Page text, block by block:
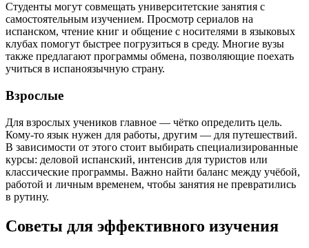
Студенты могут совмещать университетские занятия с
самостоятельным изучением. Просмотр сериалов на
испанском, чтение книг и общение с носителями в языковых
клубах помогут быстрее погрузиться в среду. Многие вузы
также предлагают программы обмена, позволяющие поехать
учиться в испаноязычную страну.
Взрослые
Для взрослых учеников главное — чётко определить цель.
Кому-то язык нужен для работы, другим — для путешествий.
В зависимости от этого стоит выбирать специализированные
курсы: деловой испанский, интенсив для туристов или
классические программы. Важно найти баланс между учёбой,
работой и личным временем, чтобы занятия не превратились
в рутину.
Советы для эффективного изучения